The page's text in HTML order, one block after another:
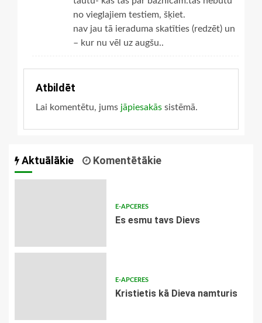
no vieglajiem testiem, šķiet.
nav jau tā ieraduma skatīties (redzēt) un
– kur nu vēl uz augšu..
Atbildēt
Lai komentētu, jums jāpiesakās sistēmā.
Aktuālākie Komentētākie
E-APCERES
Es esmu tavs Dievs
E-APCERES
Kristietis kā Dieva namturis